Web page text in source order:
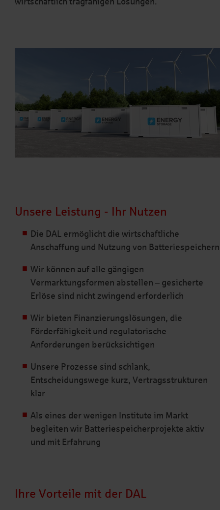
Unsere Leistung - Ihr Nutzen
Die DAL ermöglicht die wirtschaftliche
Anschaffung und Nutzung von Batteriespeichern
Wir können auf alle gängigen
Vermarktungsformen abstellen – gesicherte
Erlöse sind nicht zwingend erforderlich
Wir bieten Finanzierungslösungen, die
Förderfähigkeit und regulatorische
Anforderungen berücksichtigen
Unsere Prozesse sind schlank,
Entscheidungswege kurz, Vertragsstrukturen
klar
Als eines der wenigen Institute im Markt
begleiten wir Batteriespeicherprojekte aktiv
und mit Erfahrung
Ihre Vorteile mit der DAL